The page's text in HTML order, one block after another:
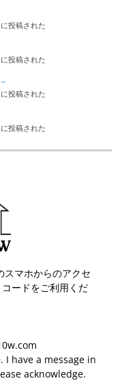
投稿された
投稿された
投稿された
投稿された
マホからのアクセ
ードをご利用くだ
I have a message in
acknowledge.